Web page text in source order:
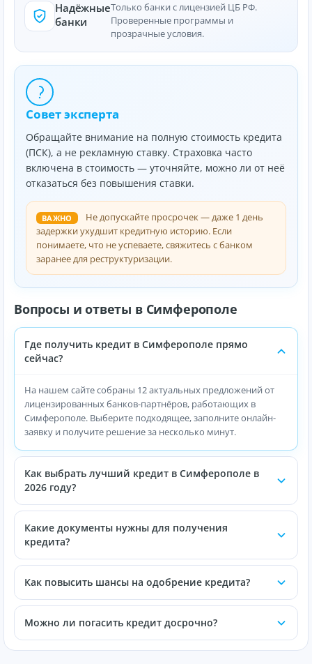
Надёжные
банки
Только банки с лицензией ЦБ РФ.
Проверенные программы и
прозрачные условия.
Совет эксперта
Обращайте внимание на полную стоимость кредита
(ПСК), а не рекламную ставку. Страховка часто
включена в стоимость — уточняйте, можно ли от неё
отказаться без повышения ставки.
ВАЖНО
Не допускайте просрочек — даже 1 день
задержки ухудшит кредитную историю. Если
понимаете, что не успеваете, свяжитесь с банком
заранее для реструктуризации.
Вопросы и ответы в Симферополе
Где получить кредит в Симферополе прямо
сейчас?
На нашем сайте собраны 12 актуальных предложений от
лицензированных банков-партнёров, работающих в
Симферополе. Выберите подходящее, заполните онлайн-
заявку и получите решение за несколько минут.
Как выбрать лучший кредит в Симферополе в
2026 году?
Какие документы нужны для получения
кредита?
Как повысить шансы на одобрение кредита?
Можно ли погасить кредит досрочно?